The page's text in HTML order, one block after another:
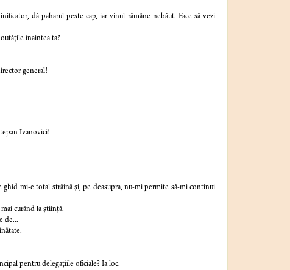
dă paharul peste cap, iar vinul rămâne nebăut. Face să vezi
înaintea ta?
general!
Ivanovici!
ghid mi-e total străină şi, pe deasupra, nu-mi permite să-mi continui
curând la ştiinţă.
de...
pentru delegaţiile oficiale? Ia loc.